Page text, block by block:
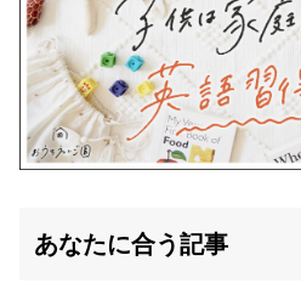
あなたに合う記事